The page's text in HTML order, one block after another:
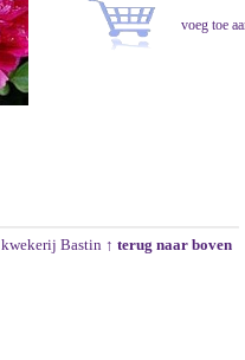
Bastin ↑ terug naar boven